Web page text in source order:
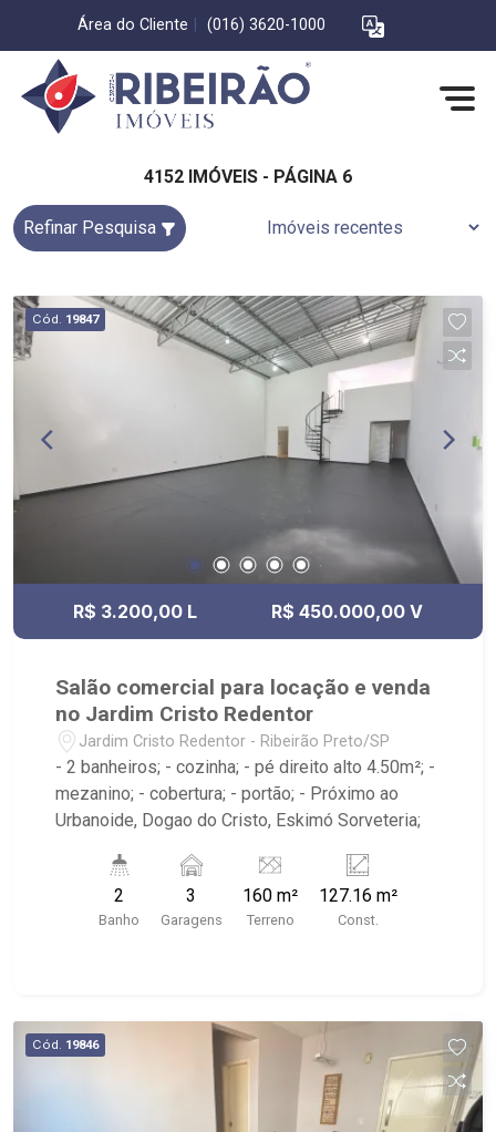
Área do Cliente (016) 3620-1000
4152 IMÓVEIS - PÁGINA 6
Refinar Pesquisa
Cód. 19847
R$ 3.200,00 L R$ 450.000,00 V
Salão comercial para locação e venda
no Jardim Cristo Redentor
Jardim Cristo Redentor - Ribeirão Preto/SP
- 2 banheiros; - cozinha; - pé direito alto 4.50m²; -
mezanino; - cobertura; - portão; - Próximo ao
Urbanoide, Dogao do Cristo, Eskimó Sorveteria;
2
Banho
3
Garagens
160 m²
Terreno
127.16 m²
Const.
Cód. 19846